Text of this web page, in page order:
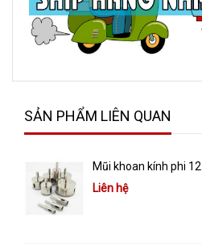
SẢN PHẨM LIÊN QUAN
Mũi khoan kính phi 12
Liên hệ